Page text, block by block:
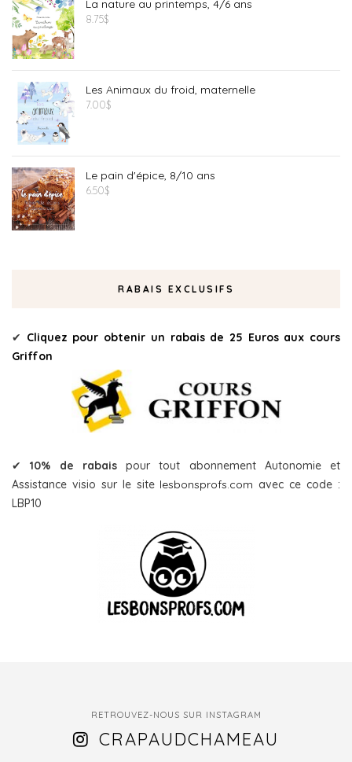
La nature au printemps, 4/6 ans
8.75$
Les Animaux du froid, maternelle
7.00$
Le pain d'épice, 8/10 ans
6.50$
RABAIS EXCLUSIFS
✔ Cliquez pour obtenir un rabais de 25 Euros aux cours
Griffon
✔10% de rabaispour tout abonnement Autonomie et
Assistance visio sur le site lesbonsprofs.com avec ce code :
LBP10
RETROUVEZ-NOUS SUR INSTAGRAM
CRAPAUDCHAMEAU